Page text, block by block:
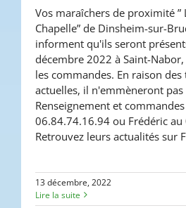
décembre
Vos maraîchers de proximité ”
Chapelle” de Dinsheim-sur-
informent qu'ils seront
décembre 2022 à Saint-
les commandes. En raison
actuelles, il n'emmèneront
Renseignement et
06.84.74.16.94 ou Frédéric
Retrouvez leurs actualités sur
13 décembre, 2022
Lire la suite